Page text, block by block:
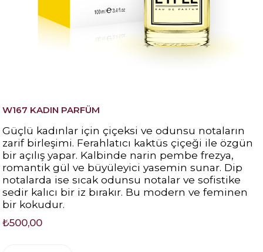
W167 KADIN PARFÜM
Güçlü kadınlar için çiçeksi ve odunsu notaların
zarif birleşimi. Ferahlatıcı kaktüs çiçeği ile özgün
bir açılış yapar. Kalbinde narin pembe frezya,
romantik gül ve büyüleyici yasemin sunar. Dip
notalarda ise sıcak odunsu notalar ve sofistike
sedir kalıcı bir iz bırakır. Bu modern ve feminen
bir kokudur.
₺500,00